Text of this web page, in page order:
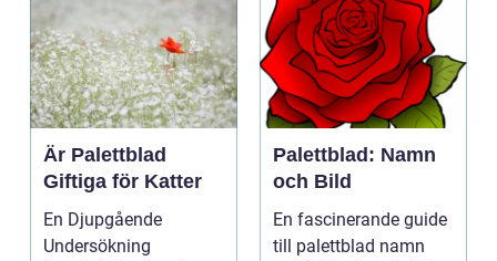
Är Palettblad
Giftiga för Katter
En Djupgående
Undersökning
Palettblad: Namn
och Bild
En fascinerande guide
till palettblad namn